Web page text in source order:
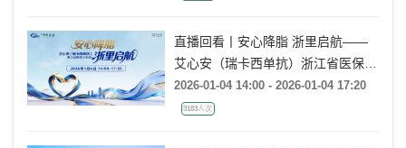
直播回看丨安心降脂 浙里启航——
艾心安（瑞卡西单抗）浙江省医保上
市会
2026-01-04 14:00 - 2026-01-04 17:20
3183人次